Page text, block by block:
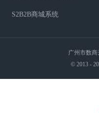
S2B2B商城系统
广州市数商
© 2013 -